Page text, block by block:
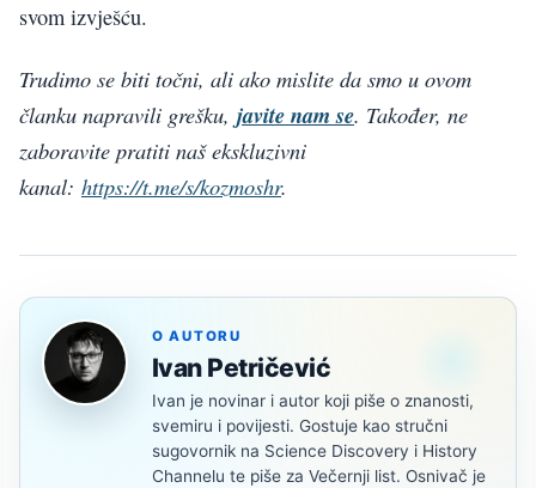
svom izvješću.
Trudimo se biti točni, ali ako mislite da smo u ovom
članku napravili grešku, javite nam se. Također, ne
zaboravite pratiti naš ekskluzivni
kanal: https://t.me/s/kozmoshr.
O AUTORU
Ivan Petričević
Ivan je novinar i autor koji piše o znanosti,
svemiru i povijesti. Gostuje kao stručni
sugovornik na Science Discovery i History
Channelu te piše za Večernji list. Osnivač je